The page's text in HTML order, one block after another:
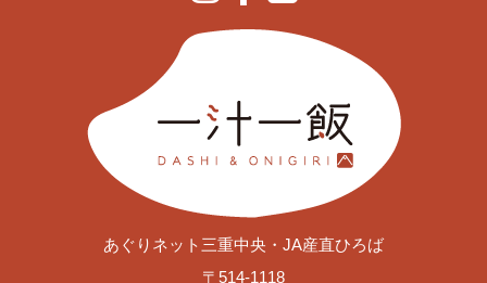
あぐりネット三重中央・JA産直ひろば
〒514-1118